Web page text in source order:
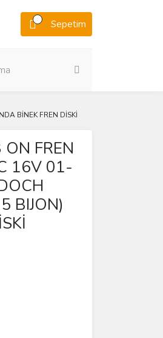
Sepetim
BİNEK FREN DİSKİ
FREN
16V 01-
BIJON)